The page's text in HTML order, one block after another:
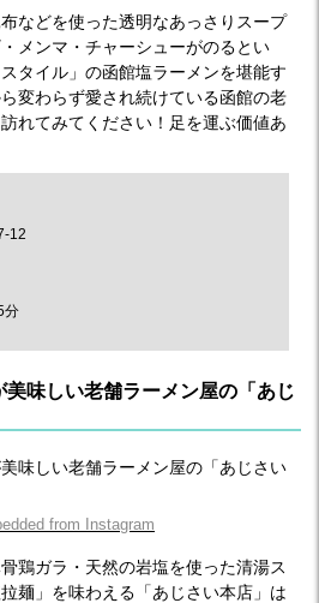
などを使った透明なあっさりスープ
メンマ・チャーシューがのるとい
タイル」の函館塩ラーメンを堪能す
変わらず愛され続けている函館の老
れてみてください！足を運ぶ価値あ
12
分
味しい老舗ラーメン屋の「あじ
from Instagram
鶏ガラ・天然の岩塩を使った清湯ス
麺」を味わえる「あじさい本店」は